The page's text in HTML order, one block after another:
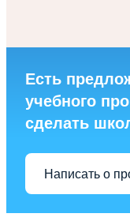
Есть
учебного
сделать
Написать о